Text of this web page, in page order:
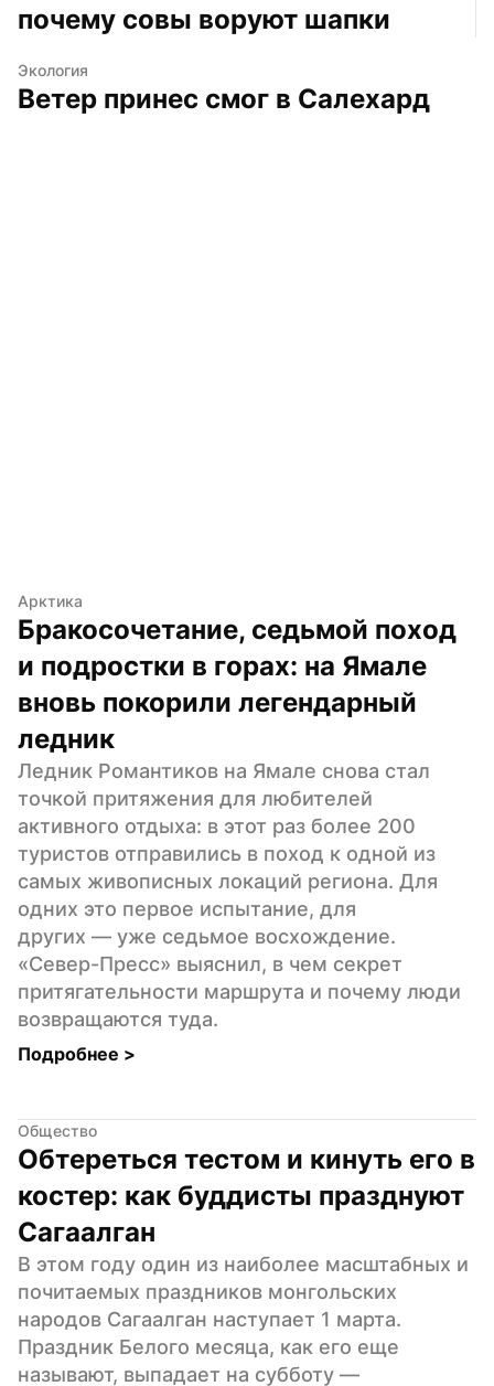
почему совы воруют шапки
Экология
Ветер принес смог в Салехард
Арктика
Бракосочетание, седьмой поход
и подростки в горах: на Ямале
вновь покорили легендарный
ледник
Ледник Романтиков на Ямале снова стал
точкой притяжения для любителей
активного отдыха: в этот раз более 200
туристов отправились в поход к одной из
самых живописных локаций региона. Для
одних это первое испытание, для
других — уже седьмое восхождение.
«Север-Пресс» выяснил, в чем секрет
притягательности маршрута и почему люди
возвращаются туда.
Подробнее >
Общество
Обтереться тестом и кинуть его в
костер: как буддисты празднуют
Сагаалган
В этом году один из наиболее масштабных и
почитаемых праздников монгольских
народов Сагаалган наступает 1 марта.
Праздник Белого месяца, как его еще
называют, выпадает на субботу —